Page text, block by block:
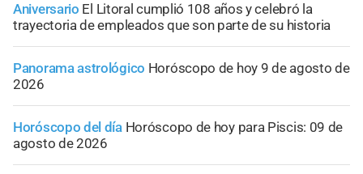
Aniversario El Litoral cumplió 108 años y celebró la
trayectoria de empleados que son parte de su historia
Panorama astrológico Horóscopo de hoy 9 de agosto de
2026
Horóscopo del día Horóscopo de hoy para Piscis: 09 de
agosto de 2026